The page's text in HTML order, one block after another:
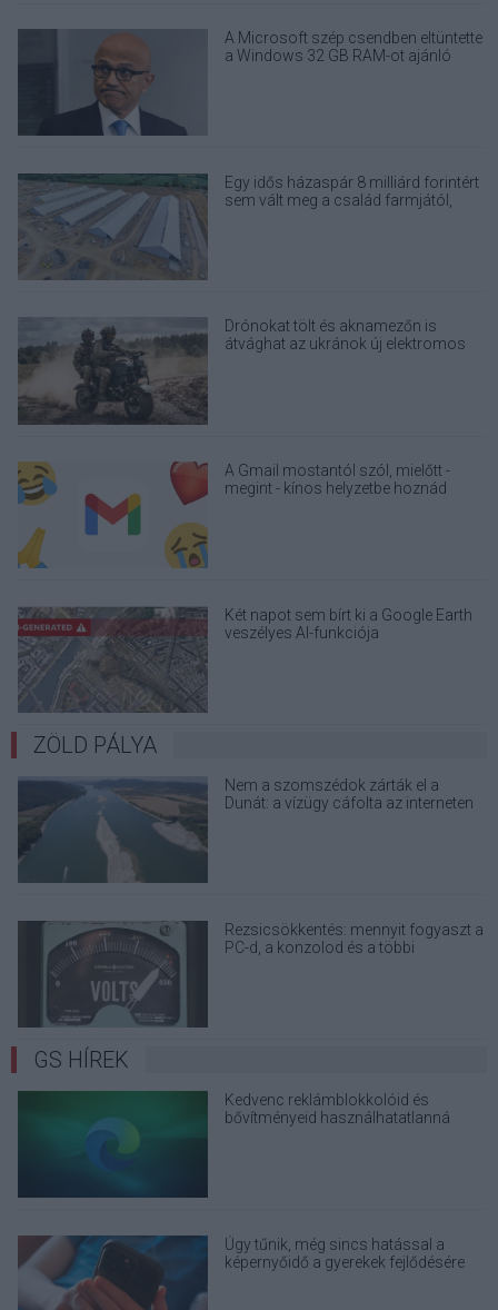
A Microsoft szép csendben eltüntette
a Windows 32 GB RAM-ot ajánló
Egy idős házaspár 8 milliárd forintért
sem vált meg a család farmjától,
Drónokat tölt és aknamezőn is
átvághat az ukránok új elektromos
A Gmail mostantól szól, mielőtt -
megint - kínos helyzetbe hoznád
Két napot sem bírt ki a Google Earth
veszélyes AI-funkciója
ZÖLD PÁLYA
Nem a szomszédok zárták el a
Dunát: a vízügy cáfolta az interneten
Rezsicsökkentés: mennyit fogyaszt a
PC-d, a konzolod és a többi
GS HÍREK
Kedvenc reklámblokkolóid és
bővítményeid használhatatlanná
Úgy tűnik, még sincs hatással a
képernyőidő a gyerekek fejlődésére